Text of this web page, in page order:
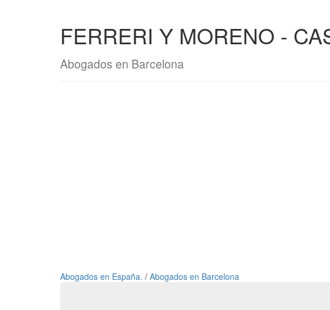
FERRERI Y MORENO -
Abogados en Barcelona
Abogados en España. / Abogados en Barcelona